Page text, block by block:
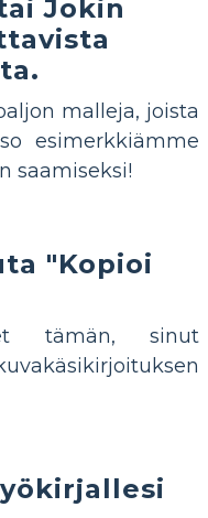
Jokin
malleja, joista
esimerkkiämme
saamiseksi!
"Kopioi
tämän, sinut